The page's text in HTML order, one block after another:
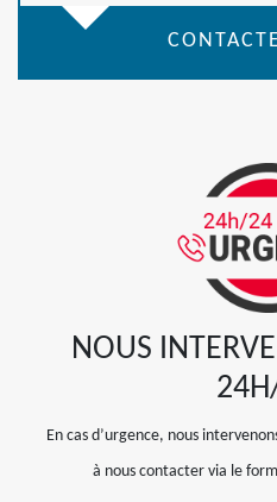
NOUS
En cas d’urgence, nous
à nous contacter via le